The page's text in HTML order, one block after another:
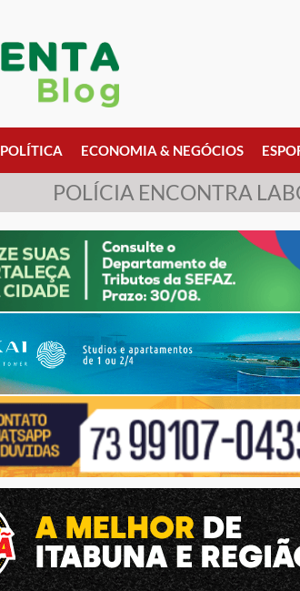
POLÍTICA ECONOMIA & NEGÓCIOS
POLÍCIA ENCONTRA